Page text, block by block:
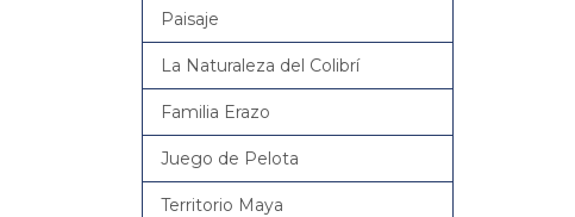
Paisaje
La Naturaleza del Colibrí
Familia Erazo
Juego de Pelota
Territorio Maya